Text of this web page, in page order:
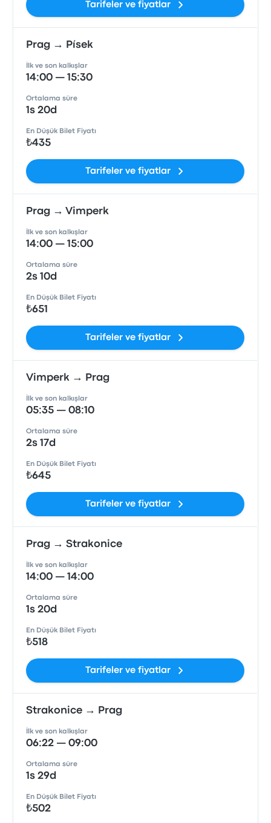
Tarifeler ve fiyatlar
Prag → Písek
İlk ve son kalkışlar
14:00 — 15:30
Ortalama süre
1s 20d
En Düşük Bilet Fiyatı
₺435
Tarifeler ve fiyatlar
Prag → Vimperk
İlk ve son kalkışlar
14:00 — 15:00
Ortalama süre
2s 10d
En Düşük Bilet Fiyatı
₺651
Tarifeler ve fiyatlar
Vimperk → Prag
İlk ve son kalkışlar
05:35 — 08:10
Ortalama süre
2s 17d
En Düşük Bilet Fiyatı
₺645
Tarifeler ve fiyatlar
Prag → Strakonice
İlk ve son kalkışlar
14:00 — 14:00
Ortalama süre
1s 20d
En Düşük Bilet Fiyatı
₺518
Tarifeler ve fiyatlar
Strakonice → Prag
İlk ve son kalkışlar
06:22 — 09:00
Ortalama süre
1s 29d
En Düşük Bilet Fiyatı
₺502